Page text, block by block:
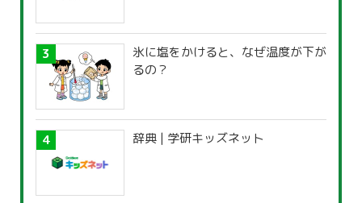
氷に塩をかけると、なぜ温度が下が
るの？
辞典 | 学研キッズネット